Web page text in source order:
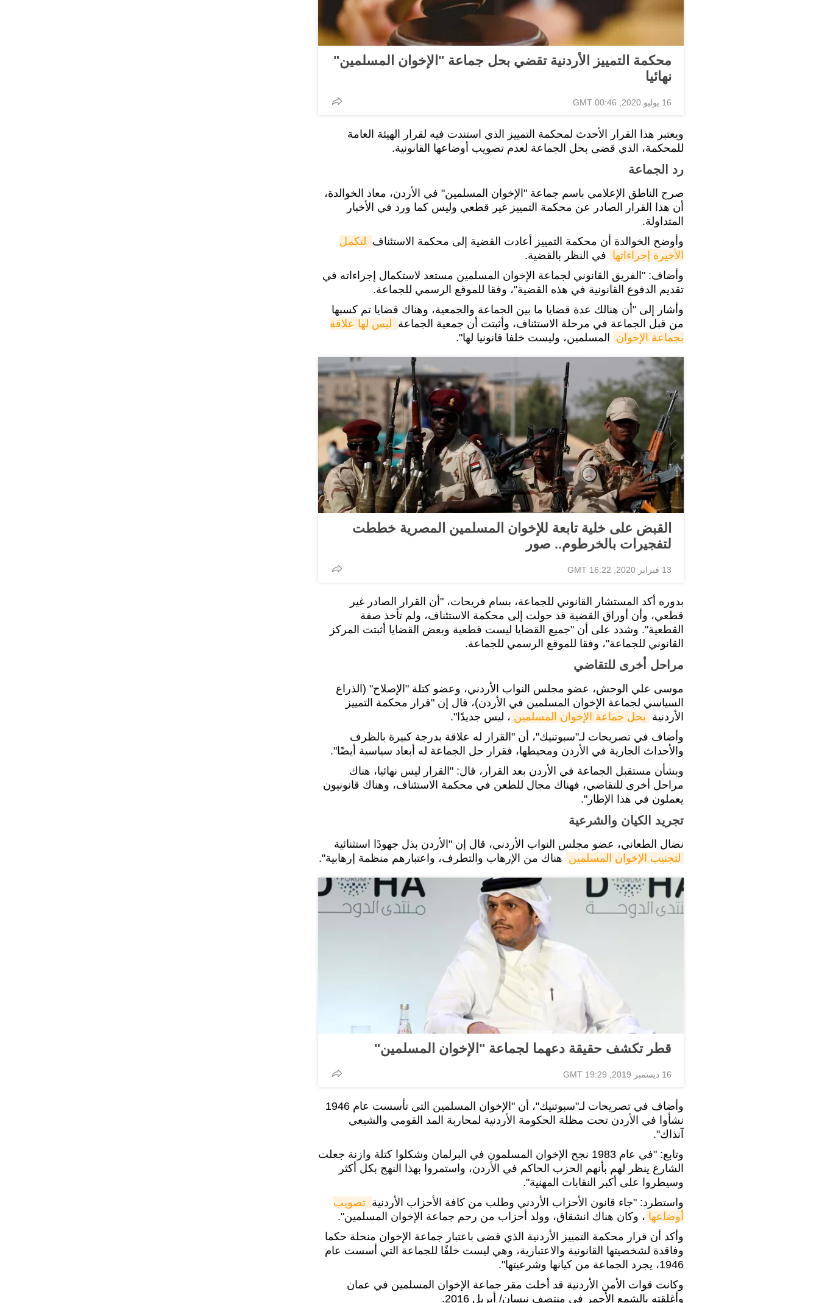
محكمة التمييز الأردنية تقضي بحل جماعة "الإخوان المسلمين"
نهائيا
16 يوليو 2020, 00:46 GMT
ويعتبر هذا القرار الأحدث لمحكمة التمييز الذي استندت فيه لقرار الهيئة العامة
للمحكمة، الذي قضى بحل الجماعة لعدم تصويب أوضاعها القانونية.
رد الجماعة
صرح الناطق الإعلامي باسم جماعة "الإخوان المسلمين" في الأردن، معاذ الخوالدة،
أن هذا القرار الصادر عن محكمة التمييز غير قطعي وليس كما ورد في الأخبار
المتداولة.
وأوضح الخوالدة أن محكمة التمييز أعادت القضية إلى محكمة الاستئناف
الأخيرة إجراءاتها في النظر بالقضية.
وأضاف: "الفريق القانوني لجماعة الإخوان المسلمين مستعد لاستكمال إجراءاته في
تقديم الدفوع القانونية في هذه القضية"، وفقا للموقع الرسمي للجماعة.
وأشار إلى "أن هنالك عدة قضايا ما بين الجماعة والجمعية، وهناك قضايا تم كسبها
من قبل الجماعة في مرحلة الاستئناف، وأثبتت أن جمعية الجماعة
بجماعة الإخوان
المسلمين، وليست خلفا قانونيا لها".
القبض على خلية تابعة للإخوان المسلمين المصرية خططت
لتفجيرات بالخرطوم.. صور
13 فبراير 2020, 16:22 GMT
بدوره أكد المستشار القانوني للجماعة، بسام فريحات، "أن القرار الصادر غير
قطعي، وأن أوراق القضية قد حولت إلى محكمة الاستئناف، ولم تأخذ صفة
القطعية". وشدد على أن "جميع القضايا ليست قطعية وبعض القضايا أثبتت المركز
القانوني للجماعة"، وفقا للموقع الرسمي للجماعة.
مراحل أخرى للتقاضي
موسى علي الوحش، عضو مجلس النواب الأردني، وعضو كتلة "الإصلاح" (الذراع
السياسي لجماعة الإخوان المسلمين في الأردن)، قال إن "قرار محكمة التمييز
الأردنية بحل جماعة الإخوان المسلمين ، ليس جديدًا".
وأضاف في تصريحات لـ"سبوتنيك"، أن "القرار له علاقة بدرجة كبيرة بالظرف
والأحداث الجارية في الأردن ومحيطها، فقرار حل الجماعة له أبعاد سياسية أيضًا".
وبشأن مستقبل الجماعة في الأردن بعد القرار، قال: "القرار ليس نهائيا، هناك
مراحل أخرى للتقاضي، فهناك مجال للطعن في محكمة الاستئناف، وهناك قانونيون
يعملون في هذا الإطار".
تجريد الكيان والشرعية
نضال الطعاني، عضو مجلس النواب الأردني، قال إن "الأردن بذل جهودًا استثنائية
لتجنيب الإخوان المسلمين هناك من الإرهاب والتطرف، واعتبارهم منظمة إرهابية".
قطر تكشف حقيقة دعهما لجماعة "الإخوان المسلمين"
16 ديسمبر 2019, 19:29 GMT
وأضاف في تصريحات لـ"سبوتنيك"، أن "الإخوان المسلمين التي تأسست عام 1946
نشأوا في الأردن تحت مظلة الحكومة الأردنية لمحاربة المد القومي والشيعي
آنذاك".
وتابع: "في عام 1983 نجح الإخوان المسلمون في البرلمان وشكلوا كتلة وازنة جعلت
الشارع ينظر لهم بأنهم الحزب الحاكم في الأردن، واستمروا بهذا النهج بكل أكثر
وسيطروا على أكبر النقابات المهنية".
واستطرد: "جاء قانون الأحزاب الأردني وطلب من كافة الأحزاب الأردنية
أوضاعها ، وكان هناك انشقاق، وولد أحزاب من رحم جماعة الإخوان المسلمين".
وأكد أن قرار محكمة التمييز الأردنية الذي قضى باعتبار جماعة الإخوان منحلة حكما
وفاقدة لشخصيتها القانونية والاعتبارية، وهي ليست خلفًا للجماعة التي أسست عام
1946، يجرد الجماعة من كيانها وشرعيتها".
وكانت قوات الأمن الأردنية قد أخلت مقر جماعة الإخوان المسلمين في عمان
وأغلقته بالشمع الأحمر في منتصف نيسان/ أبريل 2016.